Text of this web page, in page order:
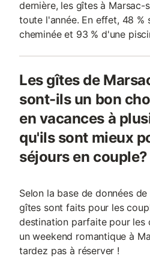
dernière, les gîtes à Marsac-
toute l'année. En effet, 48 %
cheminée et 93 % d'une
Les gîtes de
sont-ils un bon
en vacances à
qu'ils sont mieux
séjours en couple?
Selon la base de données
gîtes sont faits pour les
destination parfaite pour les
un weekend romantique à
tardez pas à réserver !